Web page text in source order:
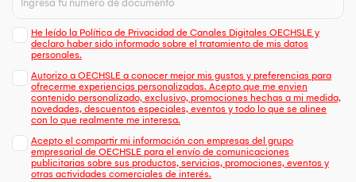
He leído la Política de Privacidad de Canales Digitales OECHSLE y
declaro haber sido informado sobre el tratamiento de mis datos
personales.
Autorizo a OECHSLE a conocer mejor mis gustos y preferencias para
ofrecerme experiencias personalizadas. Acepto que me envien
contenido personalizado, exclusivo, promociones hechas a mi medida,
novedades, descuentos especiales, eventos y todo lo que se alinee
con lo que realmente me interesa.
Acepto el compartir mi información con empresas del grupo
empresarial de OECHSLE para el envío de comunicaciones
publicitarias sobre sus productos, servicios, promociones, eventos y
otras actividades comerciales de interés.